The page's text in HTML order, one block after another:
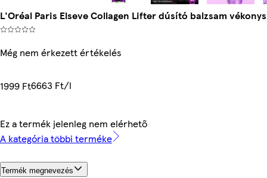
L'Oréal Paris Elseve Collagen Lifter dúsító balzsam
Még nem érkezett értékelés
1999 Ft6663 Ft/l
Ez a termék jelenleg nem elérhető
A kategória többi terméke
Termék megnevezés